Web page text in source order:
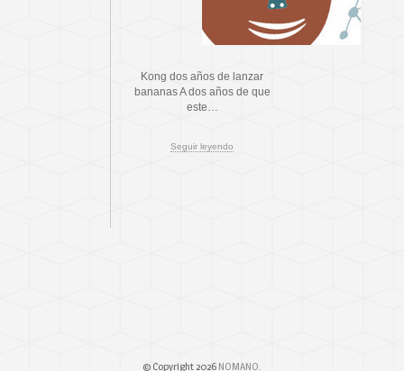
Kong dos años de lanzar
bananas A dos años de que
este…
Seguir leyendo
© Copyright 2026 NOMANO.